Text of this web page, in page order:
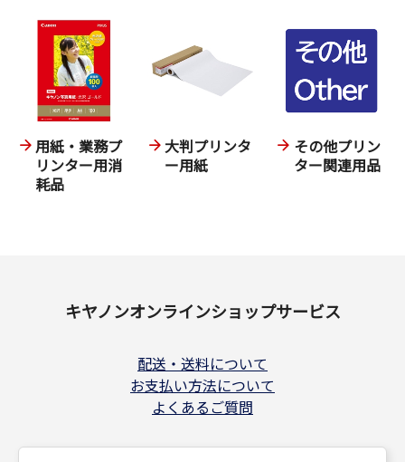
用紙・業務プ
リンター用消
耗品
大判プリンタ
ー用紙
その他プリン
ター関連用品
キヤノンオンラインショップサービス
配送・送料について
お支払い方法について
よくあるご質問